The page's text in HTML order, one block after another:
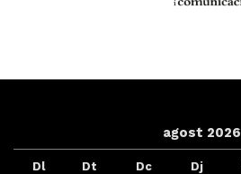
agost 2026
Dl Dt Dc Dj